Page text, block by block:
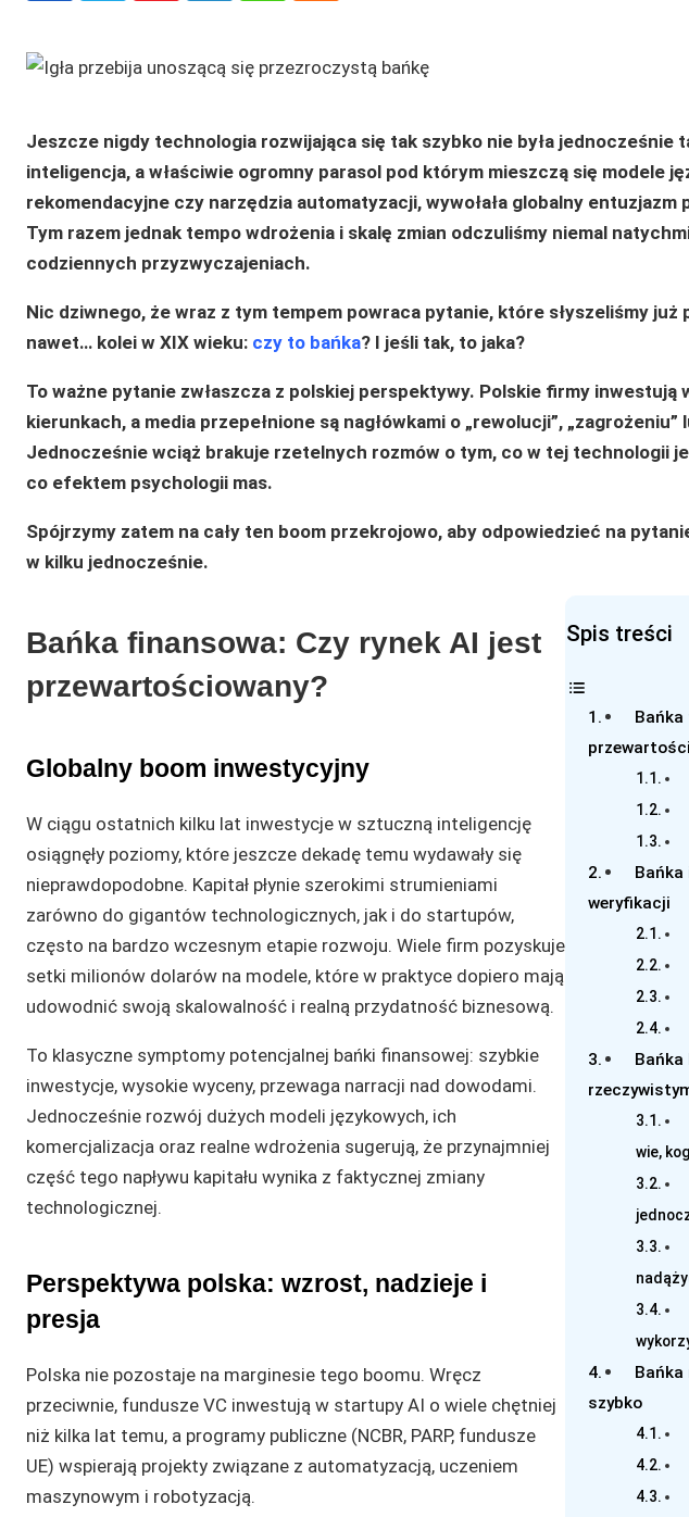
Jeszcze nigdy technologia rozwijająca się tak szybko nie była jednocześnie
inteligencja, a właściwie ogromny parasol pod którym mieszczą się modele
rekomendacyjne czy narzędzia automatyzacji, wywołała globalny
Tym razem jednak tempo wdrożenia i skalę zmian odczuliśmy niemal
codziennych przyzwyczajeniach.
Nic dziwnego, że wraz z tym tempem powraca pytanie, które słyszeliśmy
nawet… kolei w XIX wieku: czy to bańka? I jeśli tak, to jaka?
To ważne pytanie zwłaszcza z polskiej perspektywy. Polskie firmy inwestują
kierunkach, a media przepełnione są nagłówkami o „rewolucji”, „zagrożeniu”
Jednocześnie wciąż brakuje rzetelnych rozmów o tym, co w tej technologii
co efektem psychologii mas.
Spójrzymy zatem na cały ten boom przekrojowo, aby odpowiedzieć na
w kilku jednocześnie.
Spis treści
Bańka
Bańka
weryfikacji
Bańka
wie,
Bańka
szybko
Bańka finansowa: Czy rynek AI jest
przewartościowany?
Globalny boom inwestycyjny
W ciągu ostatnich kilku lat inwestycje w sztuczną inteligencję
osiągnęły poziomy, które jeszcze dekadę temu wydawały się
nieprawdopodobne. Kapitał płynie szerokimi strumieniami
zarówno do gigantów technologicznych, jak i do startupów,
często na bardzo wczesnym etapie rozwoju. Wiele firm pozyskuje
setki milionów dolarów na modele, które w praktyce dopiero mają
udowodnić swoją skalowalność i realną przydatność biznesową.
To klasyczne symptomy potencjalnej bańki finansowej: szybkie
inwestycje, wysokie wyceny, przewaga narracji nad dowodami.
Jednocześnie rozwój dużych modeli językowych, ich
komercjalizacja oraz realne wdrożenia sugerują, że przynajmniej
część tego napływu kapitału wynika z faktycznej zmiany
technologicznej.
Perspektywa polska: wzrost, nadzieje i
presja
Polska nie pozostaje na marginesie tego boomu. Wręcz
przeciwnie, fundusze VC inwestują w startupy AI o wiele chętniej
niż kilka lat temu, a programy publiczne (NCBR, PARP, fundusze
UE) wspierają projekty związane z automatyzacją, uczeniem
maszynowym i robotyzacją.